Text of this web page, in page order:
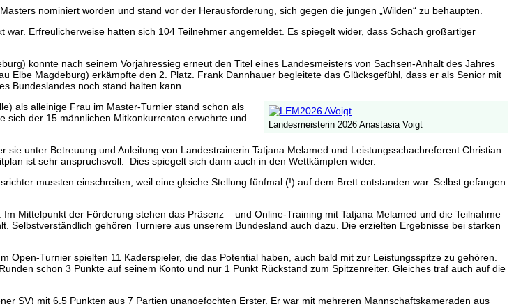
nominiert worden und stand vor der Herausforderung, sich gegen die jungen „Wilden“ zu behaupten.
Erfreulicherweise hatten sich 104 Teilnehmer angemeldet. Es spiegelt wider, dass Schach großartiger
konnte nach seinem Vorjahressieg erneut den Titel eines Landesmeisters von Sachsen-Anhalt des Jahres
Elbe Magdeburg) erkämpfte den 2. Platz. Frank Dannhauer begleitete das Glücksgefühl, dass er als Senior mit
Bundeslandes noch stand halten kann.
Landesmeisterin 2026 Anastasia Voigt
als alleinige Frau im Master-Turnier stand schon als
sich der 15 männlichen Mitkonkurrenten erwehrte und
unter Betreuung und Anleitung von Landestrainerin Tatjana Melamed und Leistungsschachreferent Christian
ist sehr anspruchsvoll. Dies spiegelt sich dann auch in den Wettkämpfen wider.
mussten einschreiten, weil eine gleiche Stellung fünfmal (!) auf dem Brett entstanden war. Selbst gefangen
Mittelpunkt der Förderung stehen das Präsenz – und Online-Training mit Tatjana Melamed und die Teilnahme
gehören Turniere aus unserem Bundesland auch dazu. Die erzielten Ergebnisse bei starken
Turnier spielten 11 Kaderspieler, die das Potential haben, auch bald mit zur Leistungsspitze zu gehören.
schon 3 Punkte auf seinem Konto und nur 1 Punkt Rückstand zum Spitzenreiter. Gleiches traf auch auf die
SV) mit 6,5 Punkten aus 7 Partien unangefochten Erster. Er war mit mehreren Mannschaftskameraden aus